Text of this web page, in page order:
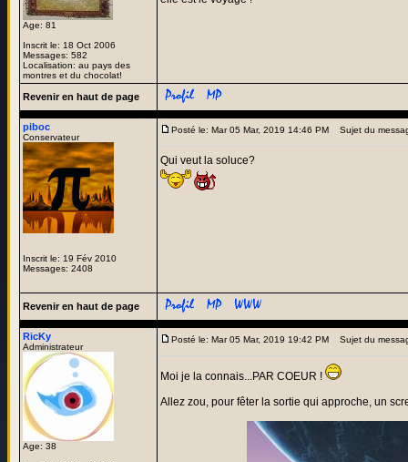
Age: 81
Inscrit le: 18 Oct 2006
Messages: 582
Localisation: au pays des
montres et du chocolat!
Revenir en haut de page
piboc
Conservateur
Inscrit le: 19 Fév 2010
Messages: 2408
Posté le: Mar 05 Mar, 2019 14:46 PM Sujet du
Qui veut la soluce?
Revenir en haut de page
RicKy
Administrateur
Age: 38
Posté le: Mar 05 Mar, 2019 19:42 PM Sujet du
Moi je la connais...PAR COEUR !
Allez zou, pour fêter la sortie qui approche, un